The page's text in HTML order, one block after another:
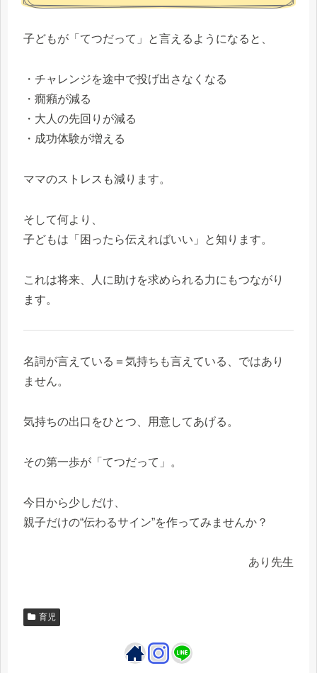
子どもが「てつだって」と言えるようになると、
・チャレンジを途中で投げ出さなくなる
・癇癪が減る
・大人の先回りが減る
・成功体験が増える
ママのストレスも減ります。
そして何より、
子どもは「困ったら伝えればいい」と知ります。
これは将来、人に助けを求められる力にもつながり
ます。
名詞が言えている＝気持ちも言えている、ではあり
ません。
気持ちの出口をひとつ、用意してあげる。
その第一歩が「てつだって」。
今日から少しだけ、
親子だけの“伝わるサイン”を作ってみませんか？
あり先生
育児